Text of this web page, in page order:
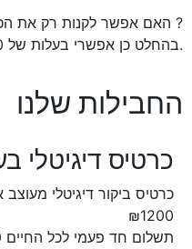
האם אפשר לקנות רק את הכרטיס הקשיח בלבד ?
בהחלט כן אפשרי בעלות של 200 שקלים בלבד כולל משלוח.
החבילות שלנו
כרטיס דיגיטלי
כרטיס ביקור דיגיטלי
₪1200
תשלום חד פעמי לכל החיים